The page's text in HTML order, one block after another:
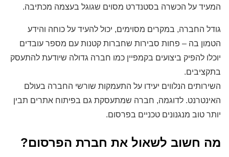
המעיד על הכשרה בסטנדרט מסוים שגוגל בעצמה מכתיבה.
גודל החברה, במקרים מסוימים, יכול להעיד על כוחה והידע
הטמון בה – פחות סבירות שחברות קטנות עם מספר עובדים
יוכלו להפיק ביצועים בקמפיין כמו חברה גדולה שיודעת להתעסק
בתקציבים.
השירותים הנלווים יעידו על התעמקות שורשי החברה בעולם
האינטרנט. לדוגמה, חברה שמתעסקת גם בפיתוח אתרים תבין
יותר טוב מנגנונים טכניים בפרסום.
מה חשוב לשאול את חברת הפרסום?